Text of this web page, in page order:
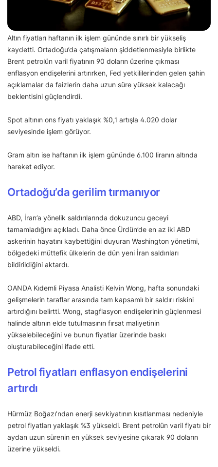
Altın fiyatları haftanın ilk işlem gününde sınırlı bir yükseliş
kaydetti. Ortadoğu’da çatışmaların şiddetlenmesiyle birlikte
Brent petrolün varil fiyatının 90 doların üzerine çıkması
enflasyon endişelerini artırırken, Fed yetkililerinden gelen şahin
açıklamalar da faizlerin daha uzun süre yüksek kalacağı
beklentisini güçlendirdi.
Spot altının ons fiyatı yaklaşık %0,1 artışla 4.020 dolar
seviyesinde işlem görüyor.
Gram altın ise haftanın ilk işlem gününde 6.100 liranın altında
hareket ediyor.
Ortadoğu’da gerilim tırmanıyor
ABD, İran’a yönelik saldırılarında dokuzuncu geceyi
tamamladığını açıkladı. Daha önce Ürdün’de en az iki ABD
askerinin hayatını kaybettiğini duyuran Washington yönetimi,
bölgedeki müttefik ülkelerin de dün yeni İran saldırıları
bildirildiğini aktardı.
OANDA Kıdemli Piyasa Analisti Kelvin Wong, hafta sonundaki
gelişmelerin taraflar arasında tam kapsamlı bir saldırı riskini
artırdığını belirtti. Wong, stagflasyon endişelerinin güçlenmesi
halinde altının elde tutulmasının fırsat maliyetinin
yükselebileceğini ve bunun fiyatlar üzerinde baskı
oluşturabileceğini ifade etti.
Petrol fiyatları enflasyon endişelerini
artırdı
Hürmüz Boğazı’ndan enerji sevkiyatının kısıtlanması nedeniyle
petrol fiyatları yaklaşık %3 yükseldi. Brent petrolün varil fiyatı bir
aydan uzun sürenin en yüksek seviyesine çıkarak 90 doların
üzerine yükseldi.